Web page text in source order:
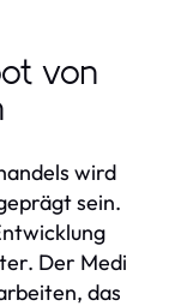
von
wird
sein.
Der Medi
das